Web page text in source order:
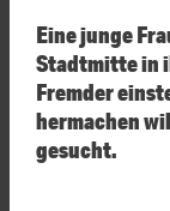
Eine junge
Stadtmitte in
Fremder
hermachen
gesucht.